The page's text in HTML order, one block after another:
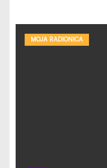
MOJA RADIONICA